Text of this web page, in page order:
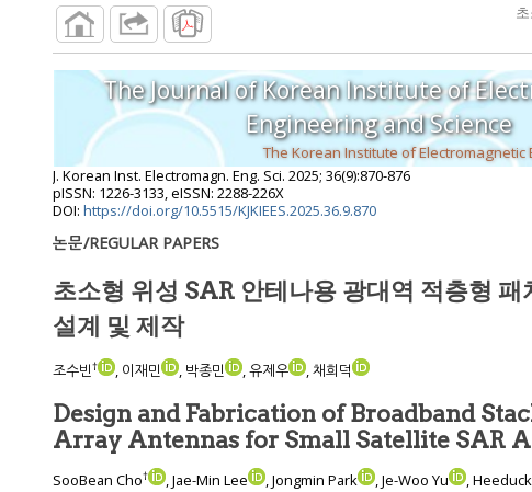
The Journal of Korean Institute of
Engineering and Science
J. Korean Inst. Electromagn. Eng. Sci. 2025; 36(9):870-876
pISSN: 1226-3133, eISSN: 2288-226X
DOI: https://doi.org/10.5515/KJKIEES.2025.36.9.870
논문/REGULAR PAPERS
초소형 위성 SAR 안테나용 광대역 적층형 패
설계 및 제작
조수빈† , 이재민 , 박종민 , 유제우 , 채희덕
Design and Fabrication of Broadband
Array Antennas for Small Satellite
SooBean Cho† , Jae-Min Lee , Jongmin Park , Je-Woo Yu ,